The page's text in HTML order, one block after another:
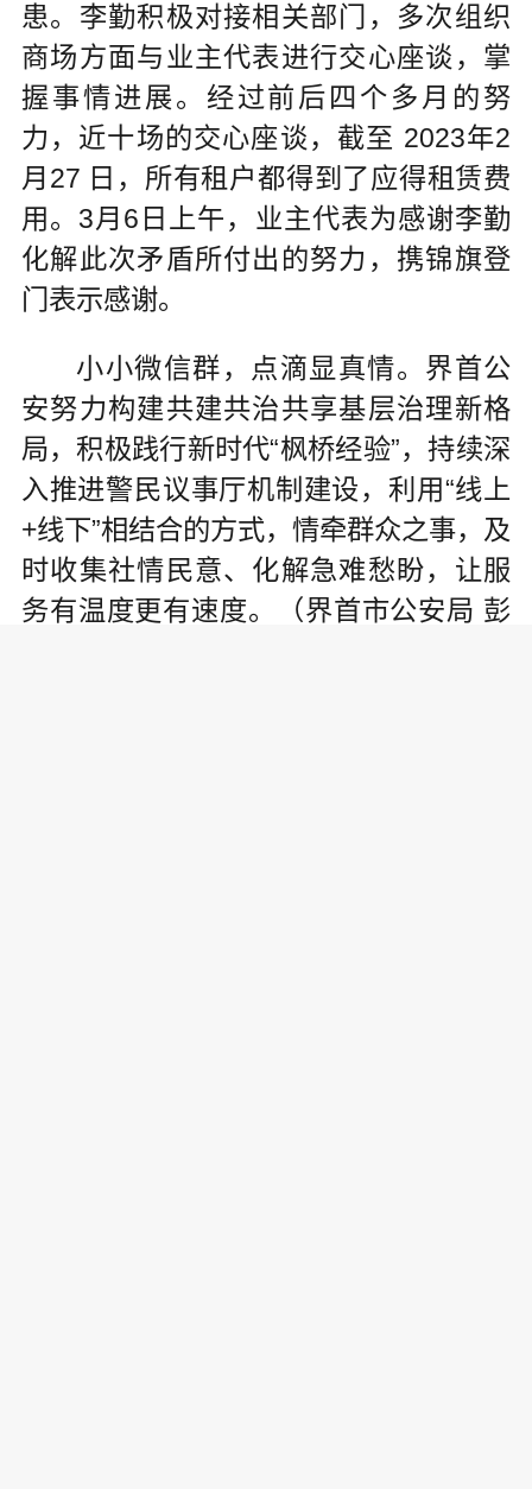
患。李勤积极对接相关部门，多次组织
商场方面与业主代表进行交心座谈，掌
握事情进展。经过前后四个多月的努
力，近十场的交心座谈，截至 2023年2
月27 日，所有租户都得到了应得租赁费
用。3月6日上午，业主代表为感谢李勤
化解此次矛盾所付出的努力，携锦旗登
门表示感谢。
小小微信群，点滴显真情。界首公
安努力构建共建共治共享基层治理新格
局，积极践行新时代“枫桥经验”，持续深
入推进警民议事厅机制建设，利用“线上
+线下”相结合的方式，情牵群众之事，及
时收集社情民意、化解急难愁盼，让服
务有温度更有速度。（界首市公安局 彭